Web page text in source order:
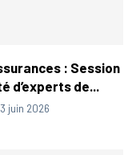
: Session
d’experts de...
3 juin 2026